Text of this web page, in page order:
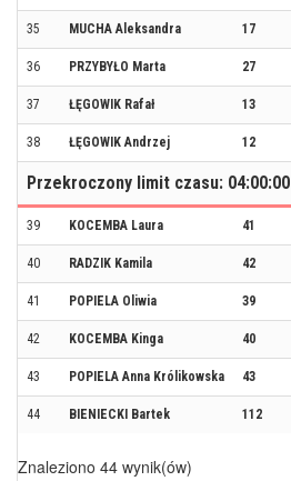
35 MUCHA Aleksandra 17
36 PRZYBYŁO Marta 27
37 ŁĘGOWIK Rafał 13
38 ŁĘGOWIK Andrzej 12
Przekroczony limit czasu: 04:00:00
39 KOCEMBA Laura 41
40 RADZIK Kamila 42
41 POPIELA Oliwia 39
42 KOCEMBA Kinga 40
43 POPIELA Anna Królikowska 43
44 BIENIECKI Bartek 112
Znaleziono 44 wynik(ów)